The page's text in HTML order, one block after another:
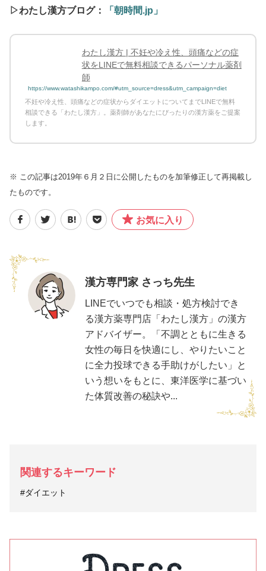
▷わたし漢方ブログ： 「朝時間.jp」
わたし漢方 | 不妊や冷え性、頭痛などの症
状をLINEで無料相談できるパーソナル薬剤
師
https://www.watashikampo.com/#utm_source=dress&utm_campaign=diet
不妊や冷え性、頭痛などの症状からダイエットについてまでLINEで無料
相談できる「わたし漢方」。薬剤師があなたにぴったりの漢方薬をご提案
します。
※ この記事は2019年６月２日に公開したものを加筆修正して再掲載し
たものです。
お気に入り
漢方専門家 さっち先生
LINEでいつでも相談・処方検討でき
る漢方薬専門店「わたし漢方」の漢方
アドバイザー。「不調とともに生きる
女性の毎日を快適にし、やりたいこと
に全力投球できる手助けがしたい」と
いう想いをもとに、東洋医学に基づい
た体質改善の秘訣や...
関連するキーワード
#ダイエット